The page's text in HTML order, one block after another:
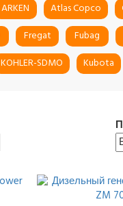
ARKEN Atlas Copco
Fregat Fubag
KOHLER-SDMO Kubota